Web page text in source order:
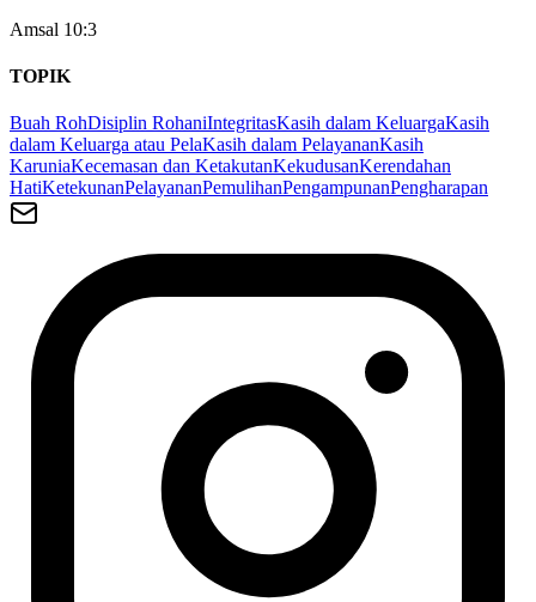
Amsal 10:3
TOPIK
Buah RohDisiplin RohaniIntegritasKasih dalam KeluargaKasih
dalam Keluarga atau PelaKasih dalam PelayananKasih
KaruniaKecemasan dan KetakutanKekudusanKerendahan
HatiKetekunanPelayananPemulihanPengampunanPengharapan